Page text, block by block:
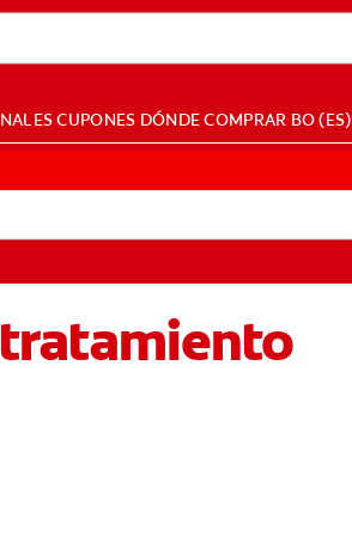
CUPONES DÓNDE COMPRAR BO (ES)
tratamiento